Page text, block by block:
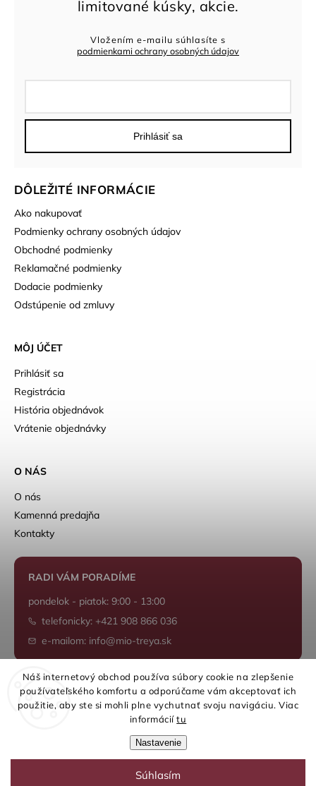
Náš internetový obchod používa súbory cookie na zlepšenie
používateľského komfortu a odporúčame vám akceptovať ich
použitie, aby ste si mohli plne vychutnať svoju navigáciu. Viac
informáciítu
Nastavenie
Súhlasím
DÔLEŽITÉ INFORMÁCIE
Ako nakupovať
Podmienky ochrany osobných údajov
Obchodné podmienky
Reklamačné podmienky
Dodacie podmienky
Odstúpenie od zmluvy
MÔJ ÚČET
Prihlásiť sa
Registrácia
História objednávok
Vrátenie objednávky
Vložením e-mailu súhlasíte s
podmienkami ochrany osobných údajov
Prihlásiť sa
O NÁS
O nás
Kamenná predajňa
Kontakty
RADI VÁM PORADÍME
pondelok - piatok: 9:00 - 13:00
telefonicky: +421 908 866 036
e-mailom: info@mio-treya.sk
Shoptet.sk